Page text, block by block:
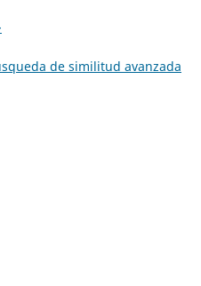
de similitud avanzada